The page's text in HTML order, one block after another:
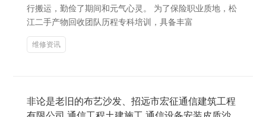
行搬运，勤俭了期间和元气心灵。 为了保险职业质地，松
江二手产物回收团队历程专科培训，具备丰富
维修资讯
非论是老旧的布艺沙发、招远市宏征通信建筑工程